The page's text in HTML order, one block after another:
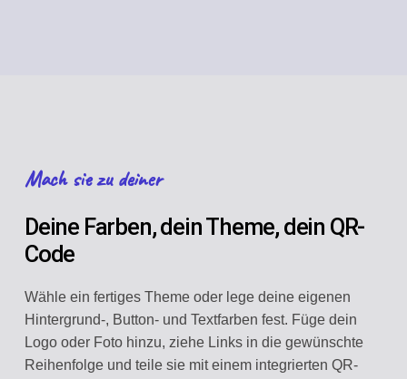
Mach sie zu deiner
Deine Farben, dein Theme, dein QR-
Code
Wähle ein fertiges Theme oder lege deine eigenen
Hintergrund-, Button- und Textfarben fest. Füge dein
Logo oder Foto hinzu, ziehe Links in die gewünschte
Reihenfolge und teile sie mit einem integrierten QR-